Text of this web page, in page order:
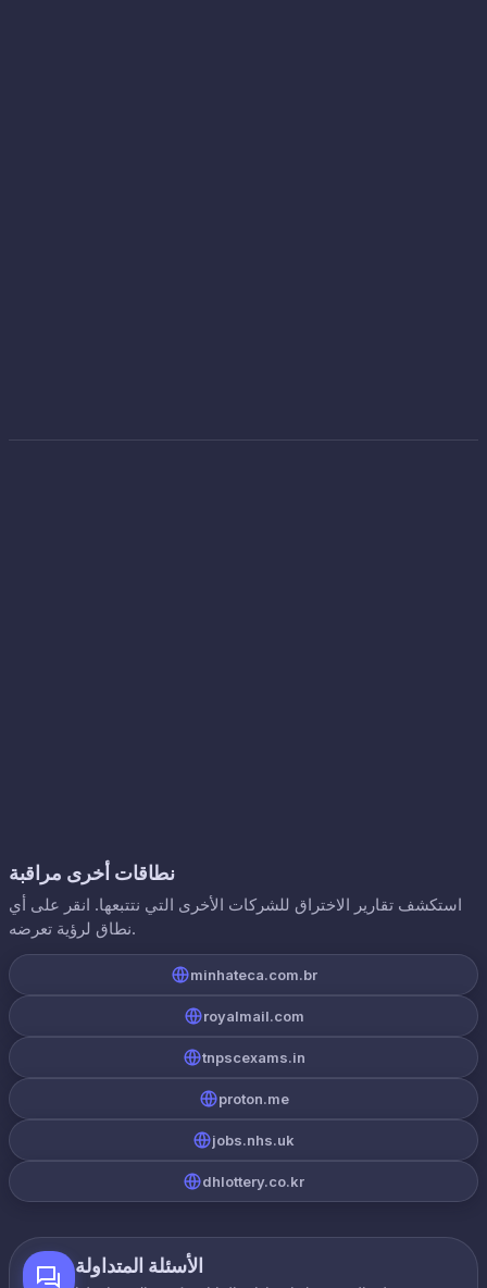
نطاقات أخرى مراقبة
استكشف تقارير الاختراق للشركات الأخرى التي نتتبعها. انقر على أي
نطاق لرؤية تعرضه.
minhateca.com.br
royalmail.com
tnpscexams.in
proton.me
jobs.nhs.uk
dhlottery.co.kr
الأسئلة المتداولة